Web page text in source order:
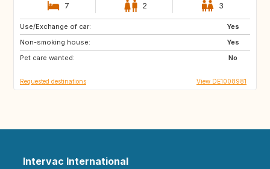
7 2 3
Use/Exchange of car:
Yes
Non-smoking house:
Yes
Pet care wanted:
No
AT
IE
PT
Requested destinations View DE1008981
Intervac International